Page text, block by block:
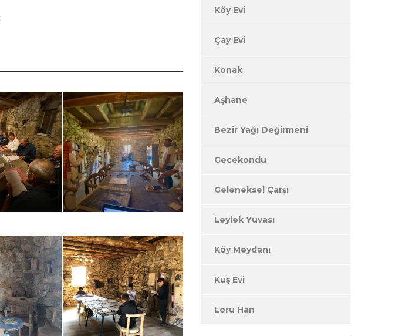
Köy Evi
Çay Evi
Konak
Aşhane
Bezir Yağı Değirmeni
Gecekondu
Geleneksel Çarşı
Leylek Yuvası
Köy Meydanı
Kuş Evi
Loru Han